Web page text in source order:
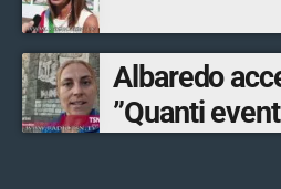
Albaredo
”Quanti